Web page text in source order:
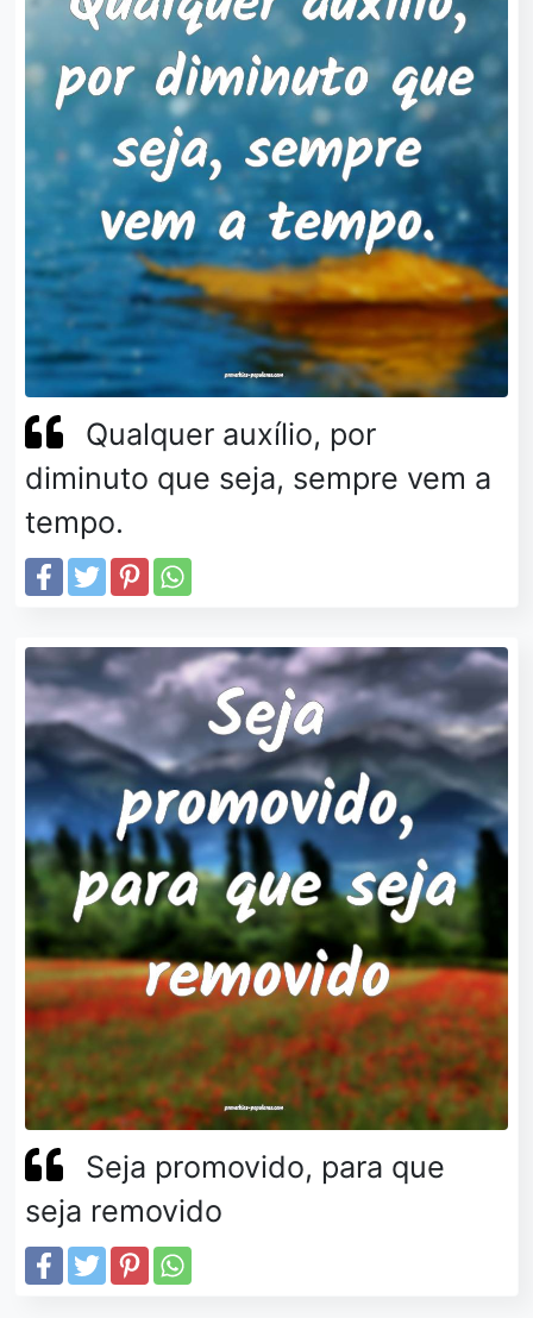
Qualquer auxílio, por
diminuto que seja, sempre vem a
tempo.
Seja promovido, para que
seja removido